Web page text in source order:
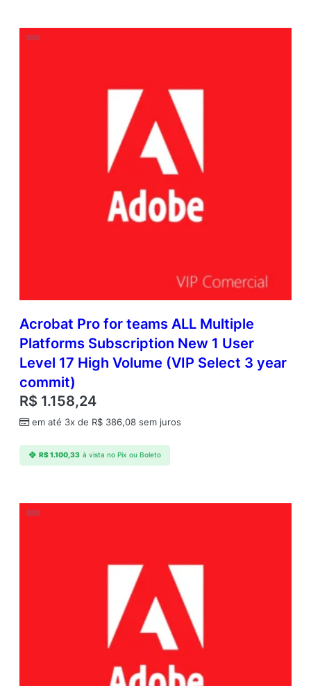
Acrobat Pro for teams ALL Multiple
Platforms Subscription New 1 User
Level 17 High Volume (VIP Select 3 year
commit)
R$ 1.158,24
em até 3x de R$ 386,08 sem juros
R$1.100,33 à vista no Pix ou Boleto